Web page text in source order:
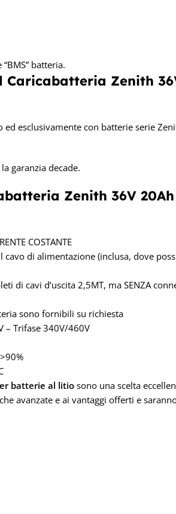
batteria.
Caricabatteria Zenith 36
ed esclusivamente con batterie serie
garanzia decade.
Zenith 36V 20Ah
COSTANTE
di alimentazione (inclusa, dove
di cavi d’uscita 2,5MT, ma SENZA
sono fornibili su richiesta
– Trifase 340V/460V
batterie al litio sono una scelta
avanzate e ai vantaggi offerti e